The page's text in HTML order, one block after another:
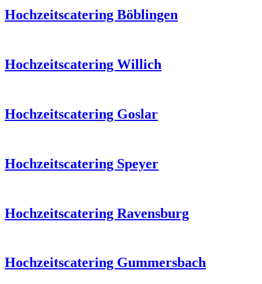
Hochzeitscatering Böblingen
Hochzeitscatering Willich
Hochzeitscatering Goslar
Hochzeitscatering Speyer
Hochzeitscatering Ravensburg
Hochzeitscatering Gummersbach